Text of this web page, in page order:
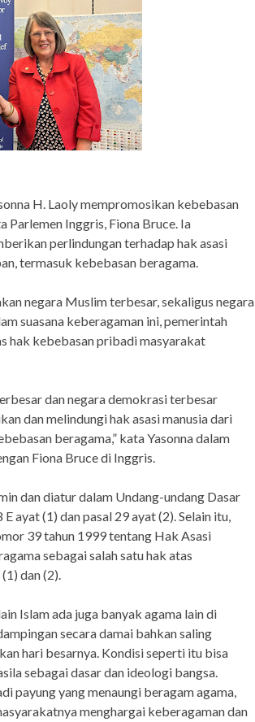
H. Laoly mempromosikan kebebasan
Parlemen Inggris, Fiona Bruce. Ia
perlindungan terhadap hak asasi
termasuk kebebasan beragama.
negara Muslim terbesar, sekaligus negara
suasana keberagaman ini, pemerintah
hak kebebasan pribadi masyarakat
dan negara demokrasi terbesar
dan melindungi hak asasi manusia dari
beragama,” kata Yasonna dalam
Fiona Bruce di Inggris.
dan diatur dalam Undang-undang Dasar
ayat (1) dan pasal 29 ayat (2). Selain itu,
39 tahun 1999 tentang Hak Asasi
sebagai salah satu hak atas
dan (2).
Islam ada juga banyak agama lain di
secara damai bahkan saling
hari besarnya. Kondisi seperti itu bisa
sebagai dasar dan ideologi bangsa.
payung yang menaungi beragam agama,
menghargai keberagaman dan